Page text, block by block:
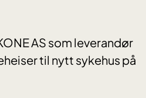
AS som leverandør
til nytt sykehus på